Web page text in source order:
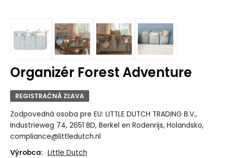
Organizér Forest Adventure
REGISTRAČNÁ ZĽAVA
Zodpovedná osoba pre EU: LITTLE DUTCH TRADING B.V.,
Industrieweg 74, 2651 BD, Berkel en Rodenrijs, Holandsko,
compliance@littledutch.nl
Výrobca: Little Dutch